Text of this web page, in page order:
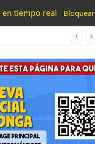
tiempo real Bloquear